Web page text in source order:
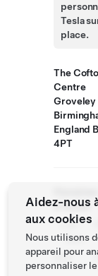
Tesla
place.
The
Centre
Groveley
England
4PT
d'essai
Lun -
Sam
Dim
Aidez-nous
aux cookies
Nous utilisons
appareil pour
personnaliser